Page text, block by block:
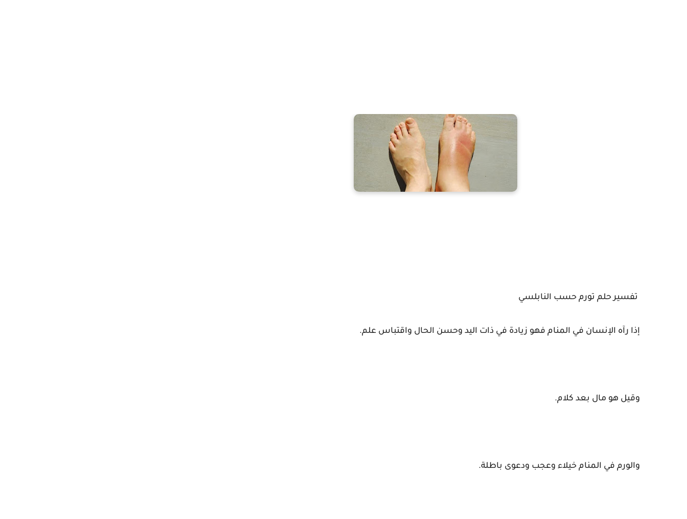
تفسير حلم تورم حسب النابلسي
إذا رآه الإنسان في المنام فهو زيادة في ذات اليد وحسن الحال واقتباس علم.
وقيل هو مال بعد كلام.
والورم في المنام خيلاء وعجب ودعوى باطلة.